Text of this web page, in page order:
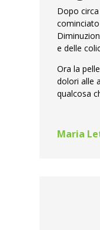
Dopo
e delle
Ora la
dolori alle
qualcosa
Maria